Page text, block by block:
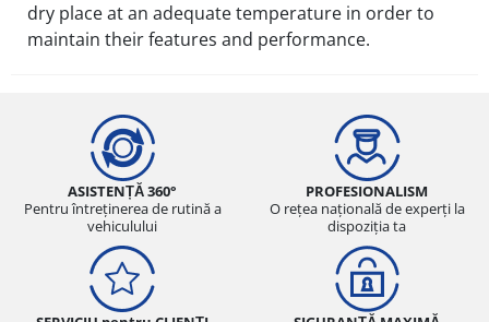
dry place at an adequate temperature in order to
maintain their features and performance.
ASISTENȚĂ 360°
Pentru întreținerea de rutină a
vehiculului
PROFESIONALISM
O rețea națională de experți la
dispoziția ta